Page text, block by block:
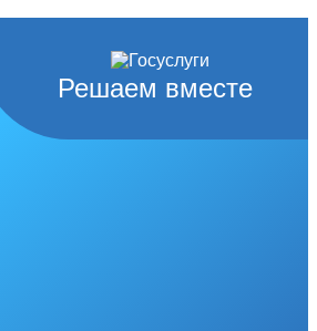
Решаем вместе